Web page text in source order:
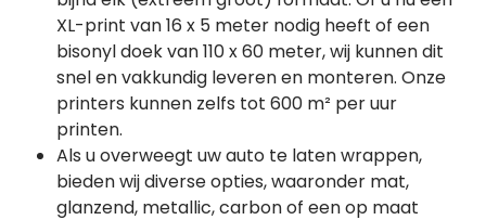
XL-print van 16 x 5 meter nodig heeft of een
bisonyl doek van 110 x 60 meter, wij kunnen dit
snel en vakkundig leveren en monteren. Onze
printers kunnen zelfs tot 600 m² per uur
printen.
Als u overweegt uw auto te laten wrappen,
bieden wij diverse opties, waaronder mat,
glanzend, metallic, carbon of een op maat